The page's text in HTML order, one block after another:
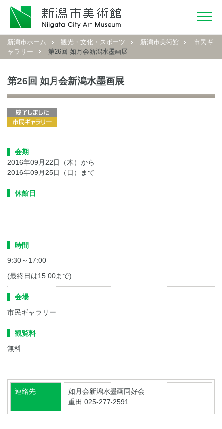
新潟市ホーム 観光・文化・スポーツ 新潟市美術館
市民ギ
ャラリー
第26回 如月会新潟水墨画展
第26回 如月会新潟水墨画展
会期
2016年09月22日（木）から
2016年09月25日（日）まで
休館日
時間
9:30～17:00
(最終日は15:00まで)
会場
市民ギャラリー
観覧料
無料
連絡先
如月会新潟水墨画同好会
重田 025-277-2591